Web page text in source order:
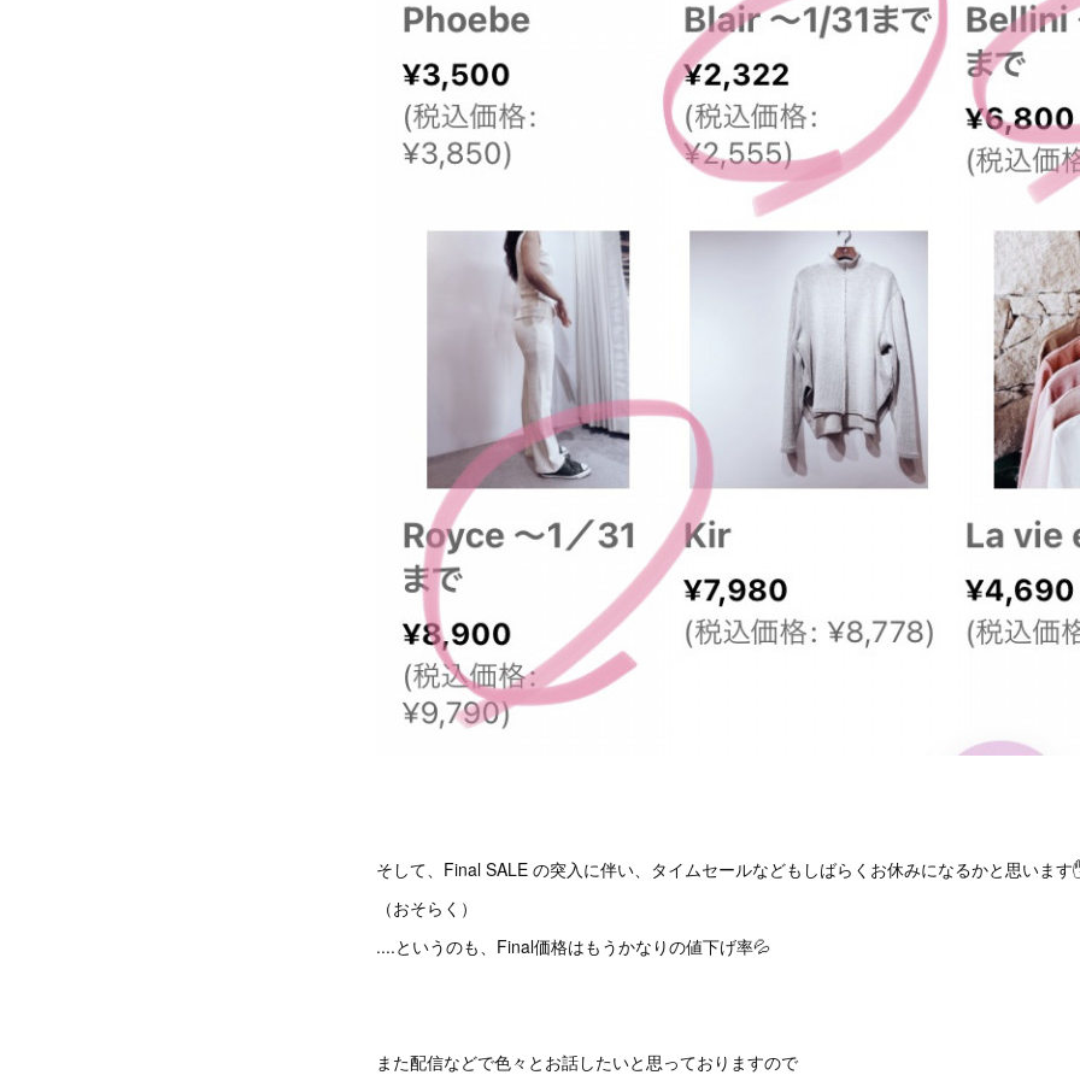
そして、Final SALE の突入に伴い、タイムセールなどもしばらくお休みになるかと思います
（おそらく）
....というのも、Final価格はもうかなりの値下げ率💦
また配信などで色々とお話したいと思っておりますので